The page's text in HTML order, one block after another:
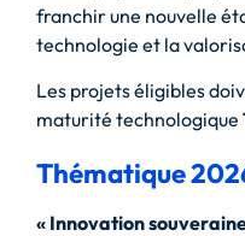
franchir une nouvelle
technologie et la
Les projets éligibles
maturité technologique
Thématique
« Innovation